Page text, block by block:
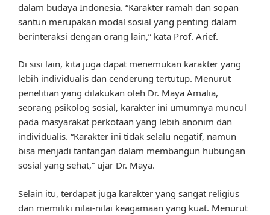
dalam budaya Indonesia. “Karakter ramah dan sopan
santun merupakan modal sosial yang penting dalam
berinteraksi dengan orang lain,” kata Prof. Arief.
Di sisi lain, kita juga dapat menemukan karakter yang
lebih individualis dan cenderung tertutup. Menurut
penelitian yang dilakukan oleh Dr. Maya Amalia,
seorang psikolog sosial, karakter ini umumnya muncul
pada masyarakat perkotaan yang lebih anonim dan
individualis. “Karakter ini tidak selalu negatif, namun
bisa menjadi tantangan dalam membangun hubungan
sosial yang sehat,” ujar Dr. Maya.
Selain itu, terdapat juga karakter yang sangat religius
dan memiliki nilai-nilai keagamaan yang kuat. Menurut